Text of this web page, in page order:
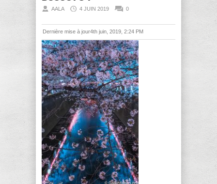
AALA 4 JUIN 2019 0
Dernière mise à jour4th juin, 2019, 2:24 PM